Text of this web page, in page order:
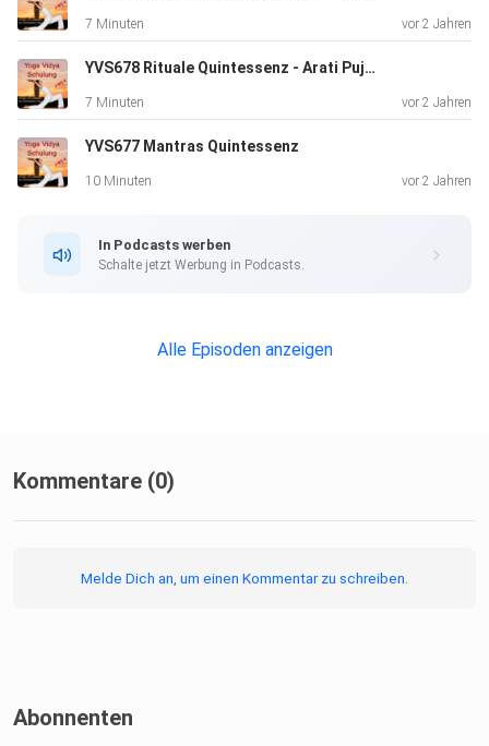
7 Minuten vor 2 Jahren
YVS678 Rituale Quintessenz - Arati Puja Homa
7 Minuten vor 2 Jahren
YVS677 Mantras Quintessenz
10 Minuten vor 2 Jahren
In Podcasts werben
Schalte jetzt Werbung in Podcasts.
Alle Episoden anzeigen
Kommentare (0)
Melde Dich an, um einen Kommentar zu schreiben.
Abonnenten